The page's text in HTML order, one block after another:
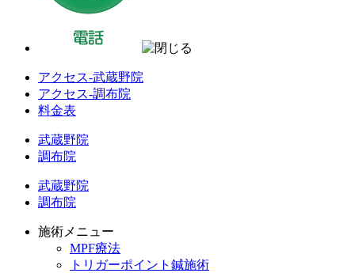
アクセス-武蔵野院
アクセス-調布院
料金表
武蔵野院
調布院
武蔵野院
調布院
施術メニュー
MPF療法
トリガーポイント鍼施術